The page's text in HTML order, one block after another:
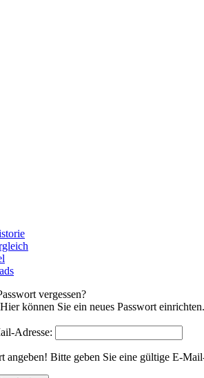
vergessen?
können Sie ein neues Passwort einrichten.
Adresse:
angeben! Bitte geben Sie eine gültige E-